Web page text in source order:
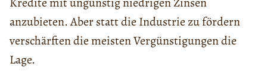
anzubieten. Aber statt die Industrie zu fördern
verschärften die meisten Vergünstigungen die
Lage.